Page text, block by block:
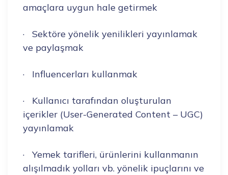
amaçlara uygun hale getirmek
· Sektöre yönelik yenilikleri yayınlamak
ve paylaşmak
· Influencerları kullanmak
· Kullanıcı tarafından oluşturulan
içerikler (User-Generated Content – UGC)
yayınlamak
· Yemek tarifleri, ürünlerini kullanmanın
alışılmadık yolları vb. yönelik ipuçlarını ve